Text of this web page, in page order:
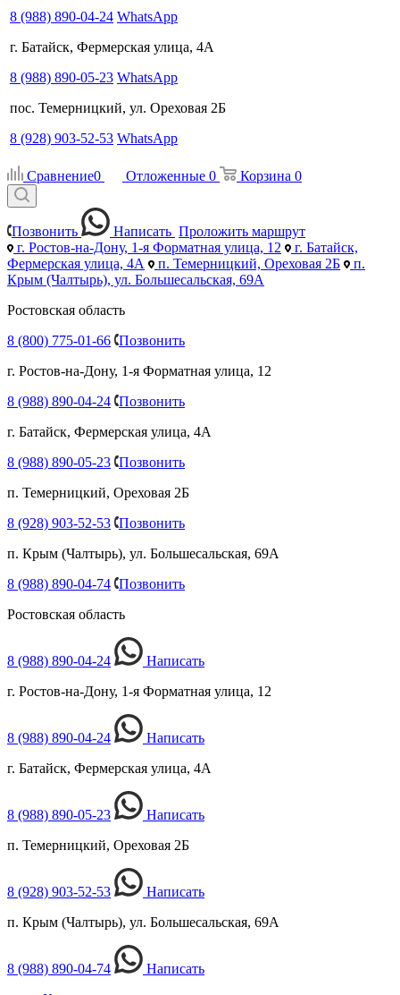
8 (988) 890-04-24 WhatsApp
г. Батайск, Фермерская улица, 4А
8 (988) 890-05-23 WhatsApp
пос. Темерницкий, ул. Ореховая 2Б
8 (928) 903-52-53 WhatsApp
Сравнение0 Отложенные 0 Корзина 0
Позвонить Написать Проложить маршрут
г. Ростов-на-Дону, 1-я Форматная улица, 12
г. Батайск,
Фермерская улица, 4А
п. Темерницкий, Ореховая 2Б
п.
Крым (Чалтырь), ул. Большесальская, 69А
Ростовская область
8 (800) 775-01-66 Позвонить
г. Ростов-на-Дону, 1-я Форматная улица, 12
8 (988) 890-04-24 Позвонить
г. Батайск, Фермерская улица, 4А
8 (988) 890-05-23 Позвонить
п. Темерницкий, Ореховая 2Б
8 (928) 903-52-53 Позвонить
п. Крым (Чалтырь), ул. Большесальская, 69А
8 (988) 890-04-74 Позвонить
Ростовская область
8 (988) 890-04-24
Написать
г. Ростов-на-Дону, 1-я Форматная улица, 12
8 (988) 890-04-24
Написать
г. Батайск, Фермерская улица, 4А
8 (988) 890-05-23
Написать
п. Темерницкий, Ореховая 2Б
8 (928) 903-52-53
Написать
п. Крым (Чалтырь), ул. Большесальская, 69А
8 (988) 890-04-74
Написать